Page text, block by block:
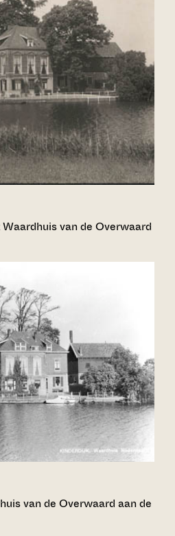
van de Overwaard
van de Overwaard aan de